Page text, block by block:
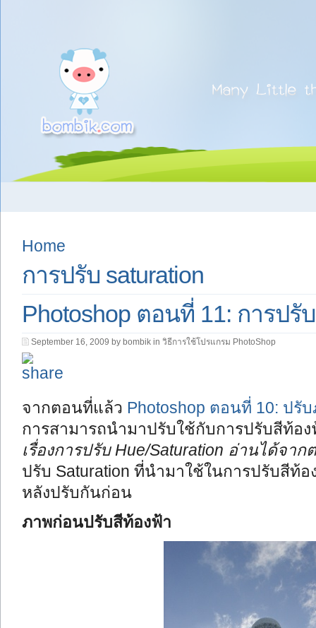
Home
การปรับ saturation
Photoshop ตอนที่ 11: การป
September 16, 2009 by bombik in วิธีการใช้โปรแกรม PhotoShop
จากตอนที่แล้ว Photoshop ตอนที่ 10: ปรั
การสามารถนำมาปรับใช้กับการปรับสีท้อ
เรื่องการปรับ Hue/Saturation อ่านได้จา
ปรับ Saturation ที่นำมาใช้ในการปรับสีท้
หลังปรับกันก่อน
ภาพก่อนปรับสีท้องฟ้า